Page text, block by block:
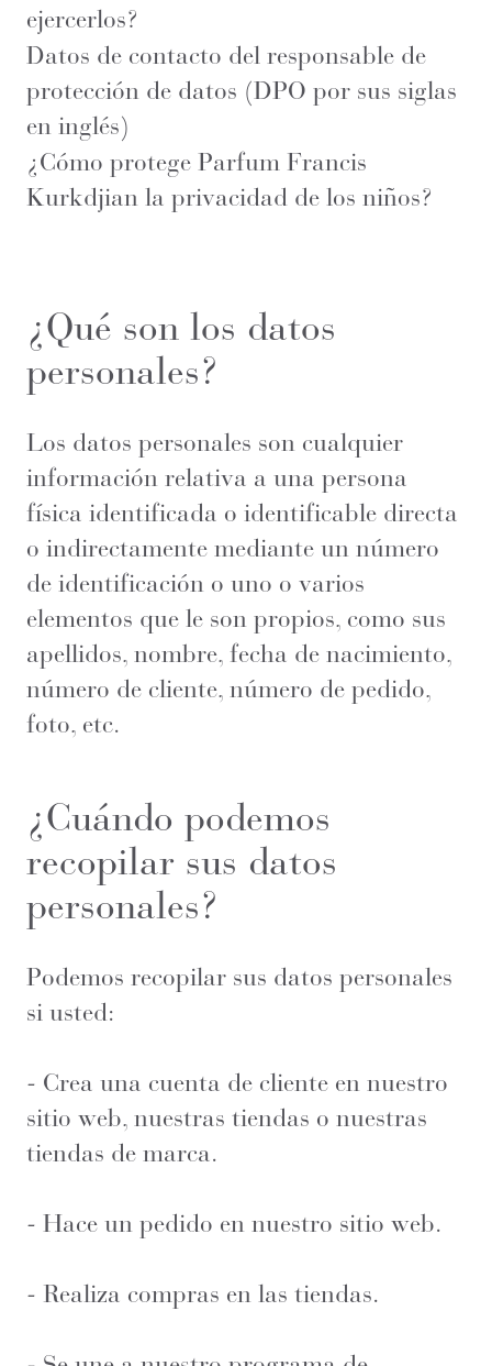
ejercerlos?
Datos de contacto del responsable de
protección de datos (DPO por sus siglas
en inglés)
¿Cómo protege Parfum Francis
Kurkdjian la privacidad de los niños?
¿Qué son los datos
personales?
Los datos personales son cualquier
información relativa a una persona
física identificada o identificable directa
o indirectamente mediante un número
de identificación o uno o varios
elementos que le son propios, como sus
apellidos, nombre, fecha de nacimiento,
número de cliente, número de pedido,
foto, etc.
¿Cuándo podemos
recopilar sus datos
personales?
Podemos recopilar sus datos personales
si usted:
- Crea una cuenta de cliente en nuestro
sitio web, nuestras tiendas o nuestras
tiendas de marca.
- Hace un pedido en nuestro sitio web.
- Realiza compras en las tiendas.